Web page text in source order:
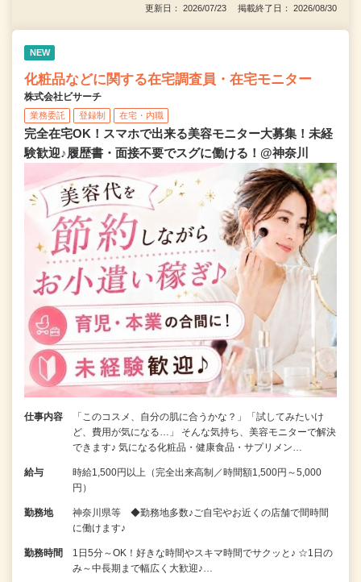
更新日： 2026/07/23 掲載終了日： 2026/08/30
NEW
化粧品などに関する在宅調査員・在宅モニター
株式会社ビサーチ
業務委託 登録制 在宅・内職
完全在宅OK！スマホで出来る美容モニター大募集！未経
験歓迎♪履歴書・面接不要でスグに働ける！@神奈川
仕事内容
「このコスメ、自分の肌に合うかな？」「試してみたいけ
ど、費用が気になる…」 そんな気持ち、美容モニターで解決
できます♪ 気になる化粧品・健康食品・サプリメン…
給与
時給1,500円以上（完全出来高制／時間額1,500円～5,000
円）
勤務地
神奈川県等 ◆勤務地多数♪ご自宅やお近くの店舗で間時間
に働けます♪
勤務時間
1日5分～OK！好きな時間やスキマ時間でサクッと♪ ☆1日の
み～中長期まで幅広く大歓迎♪…